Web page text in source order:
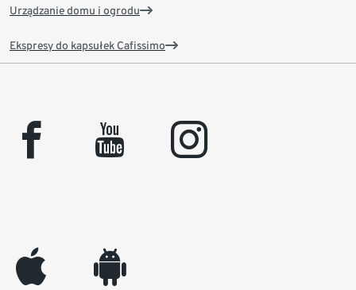
Urządzanie domu i ogrodu
Ekspresy do kapsułek Cafissimo
facebook youtube instagram
appleinc android